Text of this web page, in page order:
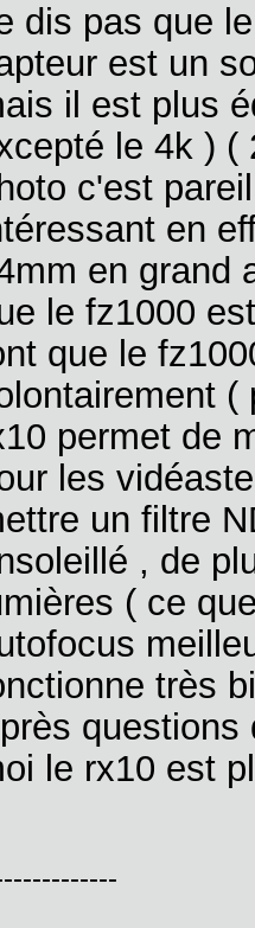
dis pas que
est un
il est plus
le 4k ) (
c'est
en
en grand
le fz1000
que le
(
permet de
les
un filtre
, de
( ce
très
questions
le rx10 est